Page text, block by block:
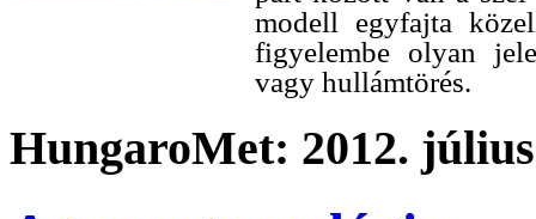
modell egyfajta
figyelembe olyan
vagy hullámtörés.
HungaroMet: 2012.